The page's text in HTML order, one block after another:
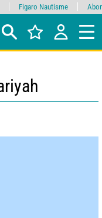
Figaro Nautisme